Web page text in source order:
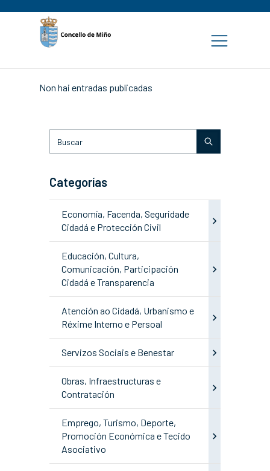
Non hai entradas publicadas
Categorías
Economía, Facenda, Seguridade
Cidadá e Protección Civil
Educación, Cultura,
Comunicación, Participación
Cidadá e Transparencia
Atención ao Cidadá, Urbanismo e
Réxime Interno e Persoal
Servizos Sociais e Benestar
Obras, Infraestructuras e
Contratación
Emprego, Turismo, Deporte,
Promoción Económica e Tecido
Asociativo